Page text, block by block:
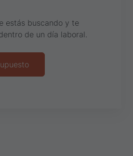
estás buscando y te
de un día laboral.